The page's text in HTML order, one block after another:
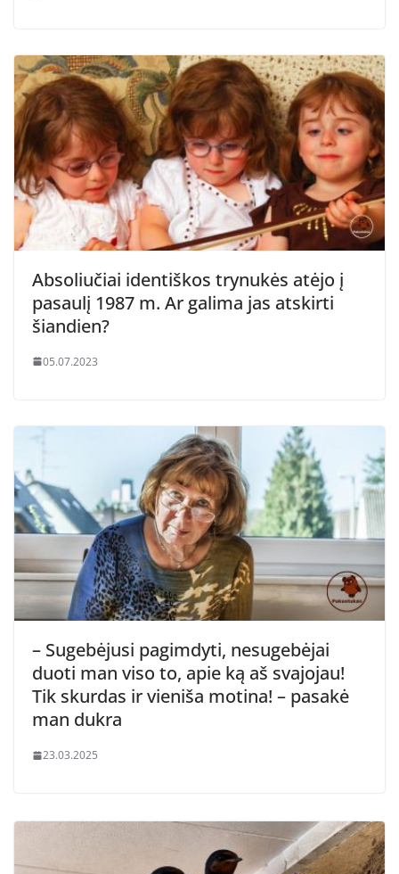
Absoliučiai identiškos trynukės atėjo į
pasaulį 1987 m. Ar galima jas atskirti
šiandien?
05.07.2023
– Sugebėjusi pagimdyti, nesugebėjai
duoti man viso to, apie ką aš svajojau!
Tik skurdas ir vieniša motina! – pasakė
man dukra
23.03.2025